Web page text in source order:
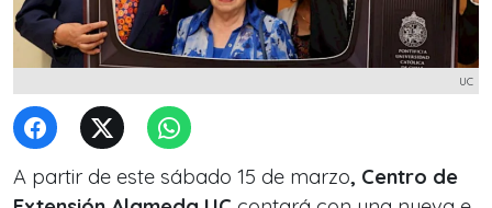
UC
A partir de este sábado 15 de marzo, Centro de